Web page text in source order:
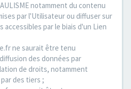
notamment du contenu
par l'Utilisateur ou diffuser sur
accessibles par le biais d'un Lien
ne saurait être tenu
des données par
de droits, notamment
des tiers ;